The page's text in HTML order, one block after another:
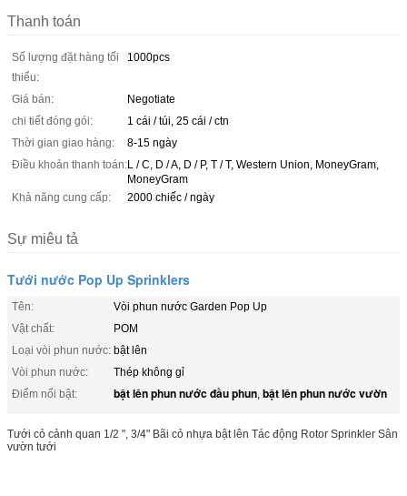
Thanh toán
Số lượng đặt hàng tối
thiểu:
1000pcs
Giá bán:
Negotiate
chi tiết đóng gói:
1 cái / túi, 25 cái / ctn
Thời gian giao hàng:
8-15 ngày
Điều khoản thanh toán:L / C, D / A, D / P, T / T, Western Union, MoneyGram,
MoneyGram
Khả năng cung cấp:
2000 chiếc / ngày
Sự miêu tả
Tưới nước Pop Up Sprinklers
Tên:
Vòi phun nước Garden Pop Up
Vật chất:
POM
Loại vòi phun nước: bật lên
Vòi phun nước:
Thép không gỉ
Điểm nổi bật:
bật lên phun nước đầu phun, bật lên phun nước vườn
Tưới cỏ cảnh quan 1/2 ", 3/4" Bãi cỏ nhựa bật lên Tác động Rotor Sprinkler Sân
vườn tưới